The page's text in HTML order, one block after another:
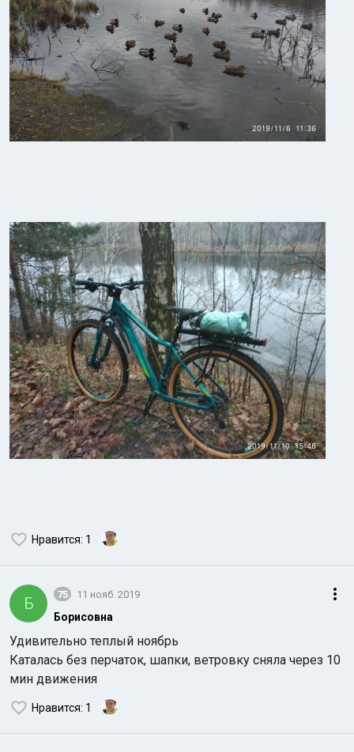
Нравится: 1
Б 75 11 нояб. 2019
Борисовна
Удивительно теплый ноябрь
Каталась без перчаток, шапки, ветровку сняла через 10
мин движения
Нравится: 1